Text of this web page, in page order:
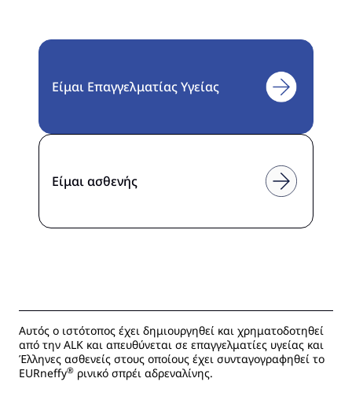
Είμαι Επαγγελματίας Υγείας
Είμαι ασθενής
Αυτός ο ιστότοπος έχει δημιουργηθεί και χρηματοδοτηθεί
από την ALK και απευθύνεται σε επαγγελματίες υγείας και
Έλληνες ασθενείς στους οποίους έχει συνταγογραφηθεί το
EURneffy® ρινικό σπρέι αδρεναλίνης.